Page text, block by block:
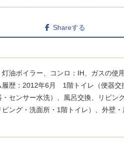
Shareする
油ボイラー、コンロ：IH、ガスの使
履歴：2012年6月 1階トイレ（便器
・センサー水洗）、風呂交換、リビン
ビング・洗面所・1階トイレ）、外壁